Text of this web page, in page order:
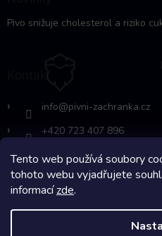
Tento web používá soubory
tohoto webu vyjadřujete
informacízde.
Pivo snižuje cholesterol a riziko
info@pivni-zachranka.cz
+420 723 407 896
https://www.facebook.com/
m/pivnipohotovost
Pivní